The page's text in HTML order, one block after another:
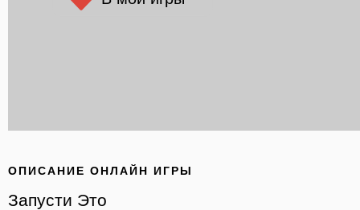
ОПИСАНИЕ ОНЛАЙН ИГРЫ
Запусти Это